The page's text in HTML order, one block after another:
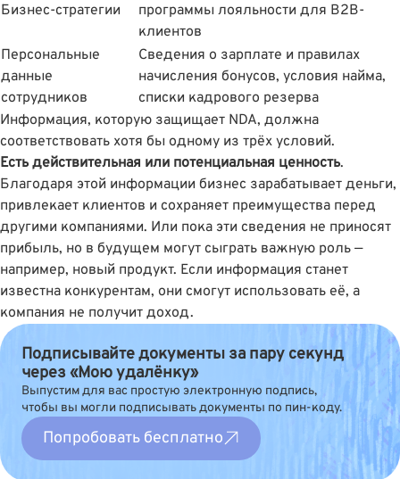
Бизнес-стратегии
программы лояльности для B2B-
клиентов
Персональные
данные
сотрудников
Сведения о зарплате и правилах
начисления бонусов, условия найма,
списки кадрового резерва
Информация, которую защищает NDA, должна
соответствовать хотя бы одному из трёх условий.
Есть действительная или потенциальная ценность.
Благодаря этой информации бизнес зарабатывает деньги,
привлекает клиентов и сохраняет преимущества перед
другими компаниями. Или пока эти сведения не приносят
прибыль, но в будущем могут сыграть важную роль —
например, новый продукт. Если информация станет
известна конкурентам, они смогут использовать её, а
компания не получит доход.
Подписывайте документы за пару секунд
через «Мою удалёнку»
Выпустим для вас простую электронную подпись,
чтобы вы могли подписывать документы по пин-коду.
Попробовать бесплатно